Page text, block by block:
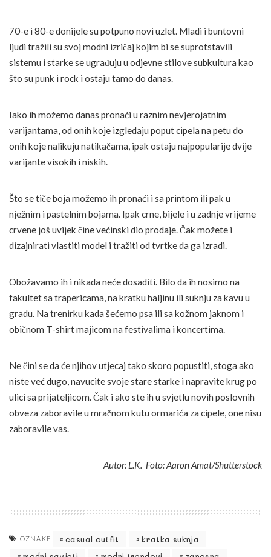
70-e i 80-e donijele su potpuno novi uzlet. Mladi i buntovni
ljudi tražili su svoj modni izričaj kojim bi se suprotstavili
sistemu i starke se ugrađuju u odjevne stilove subkultura kao
što su punk i rock i ostaju tamo do danas.
Iako ih možemo danas pronaći u raznim nevjerojatnim
varijantama, od onih koje izgledaju poput cipela na petu do
onih koje nalikuju natikačama, ipak ostaju najpopularije dvije
varijante visokih i niskih.
Što se tiče boja možemo ih pronaći i sa printom ili pak u
nježnim i pastelnim bojama. Ipak crne, bijele i u zadnje vrijeme
crvene još uvijek čine većinski dio prodaje. Čak možete i
dizajnirati vlastiti model i tražiti od tvrtke da ga izradi.
Obožavamo ih i nikada neće dosaditi. Bilo da ih nosimo na
fakultet sa trapericama, na kratku haljinu ili suknju za kavu u
gradu. Na trenirku kada šećemo psa ili sa kožnom jaknom i
običnom T-shirt majicom na festivalima i koncertima.
Ne čini se da će njihov utjecaj tako skoro popustiti, stoga ako
niste već dugo, navucite svoje stare starke i napravite krug po
ulici sa prijateljicom. Čak i ako ste ih u svjetlu novih poslovnih
obveza zaboravile u mračnom kutu ormarića za cipele, one nisu
zaboravile vas.
Autor: L.K. Foto: Aaron Amat/Shutterstock
OZNAKE casual outfit
kratka suknja